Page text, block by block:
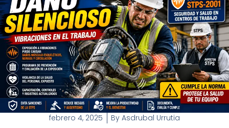
febrero 4, 2025 By Asdrubal Urrutia